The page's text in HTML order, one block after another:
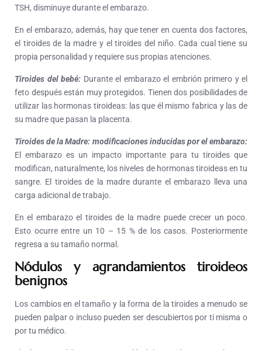
TSH, disminuye durante el embarazo.
En el embarazo, además, hay que tener en cuenta dos factores,
el tiroides de la madre y el tiroides del niño. Cada cual tiene su
propia personalidad y requiere sus propias atenciones.
Tiroides del bebé: Durante el embarazo el embrión primero y el
feto después están muy protegidos. Tienen dos posibilidades de
utilizar las hormonas tiroideas: las que él mismo fabrica y las de
su madre que pasan la placenta.
Tiroides de la Madre: modificaciones inducidas por el embarazo:
El embarazo es un impacto importante para tu tiroides que
modifican, naturalmente, los niveles de hormonas tiroideas en tu
sangre. El tiroides de la madre durante el embarazo lleva una
carga adicional de trabajo.
En el embarazo el tiroides de la madre puede crecer un poco.
Esto ocurre entre un 10 – 15 % de los casos. Posteriormente
regresa a su tamaño normal.
Nódulos y agrandamientos tiroideos
benignos
Los cambios en el tamaño y la forma de la tiroides a menudo se
pueden palpar o incluso pueden ser descubiertos por ti misma o
por tu médico.